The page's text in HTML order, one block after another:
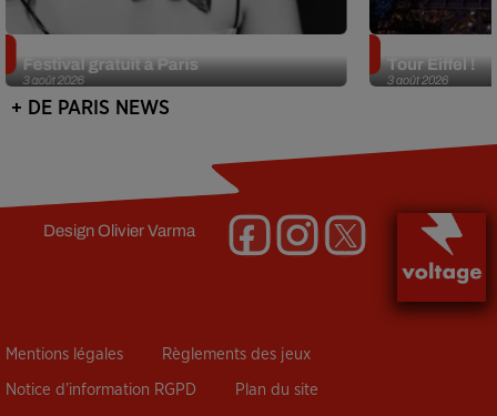
3 août 2026
Festival gratuit à Paris
3 août 2026
Tour Eiffel !
+ DE PARIS NEWS
DesignOlivier Varma
Mentions légales Règlements des jeux
Notice d’information RGPD Plan du site